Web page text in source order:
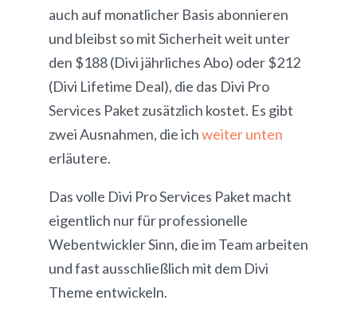
auch auf monatlicher Basis abonnieren
und bleibst so mit Sicherheit weit unter
den $188 (Divi jährliches Abo) oder $212
(Divi Lifetime Deal), die das Divi Pro
Services Paket zusätzlich kostet. Es gibt
zwei Ausnahmen, die ichweiter unten
erläutere.
Das volle Divi Pro Services Paket macht
eigentlich nur für professionelle
Webentwickler Sinn, die im Team arbeiten
und fast ausschließlich mit dem Divi
Theme entwickeln.